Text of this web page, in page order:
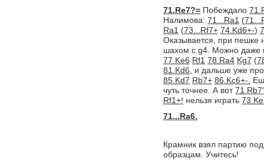
71.Re7?= Побеждало
Налимова: 71...Ra1 (
Ra1 (73...Rf7+ 74.Kd6+-)
Оказывается, при
шахом c g4. Можно даже
77.Ke6 Rf1 78.Ra4 Kg7 (
81.Kd6,
и дальше уже
85.Kd7 Rb7+ 86.Kc6+-.
чуть точнее. А вот
Rf1+! нельзя играть
71...Ra6.
Крамник взял партию
образцам. Учитесь!